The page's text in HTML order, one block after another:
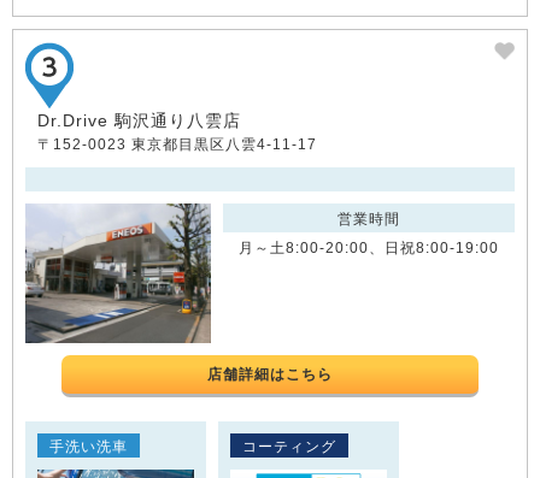
Dr.Drive 駒沢通り八雲店
〒152-0023 東京都目黒区八雲4-11-17
営業時間
月～土8:00-20:00、日祝8:00-19:00
店舗詳細はこちら
手洗い洗車 コーティング